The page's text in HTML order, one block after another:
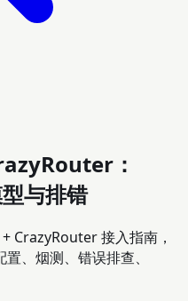
：
与排错
CrazyRouter 接入指南，
、烟测、错误排查、